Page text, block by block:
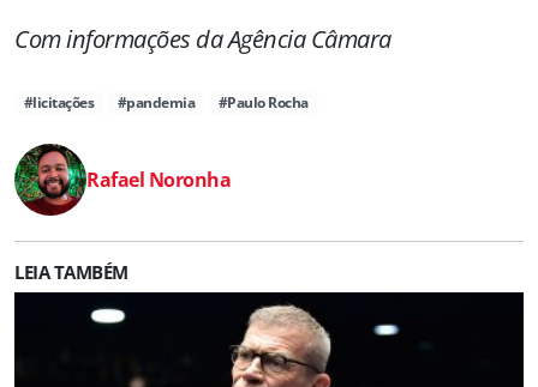
Com informações da Agência Câmara
#licitações #pandemia #Paulo Rocha
Rafael Noronha
LEIA TAMBÉM